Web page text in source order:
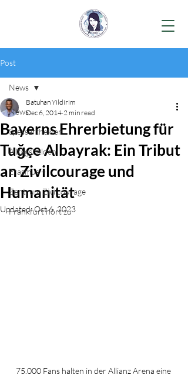
Post
News
Spessarthelden
Alltagshelden
Erasmus +
Zentrum Zivilcourage
Frankfurt hört zu
News
Bayerns Ehrerbietung für
Tuğçe Albayrak: Ein Tribut
an Zivilcourage und
Humanität
Batuhan Yildirim
Dec 6, 2014 2 min read
Updated:Oct 6, 2023
75.000 Fans halten in der Allianz Arena eine